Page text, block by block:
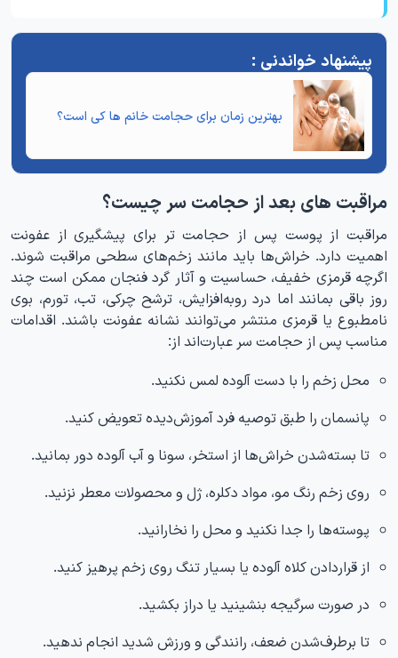
بهترین زمان برای حجامت خانم ها کی است؟
مراقبت های بعد از حجامت سر چیست؟
مراقبت از پوست پس از حجامت تر برای پیشگیری از عفونت
اهمیت دارد. خراش‌ها باید مانند زخم‌های سطحی مراقبت شوند.
اگرچه قرمزی خفیف، حساسیت و آثار گرد فنجان ممکن است چند
روز باقی بمانند اما درد روبه‌افزایش، ترشح چرکی، تب، تورم، بوی
نامطبوع یا قرمزی منتشر می‌توانند نشانه عفونت باشند. اقدامات
مناسب پس از حجامت سر عبارت‌اند از:
محل زخم را با دست آلوده لمس نکنید.
پانسمان را طبق توصیه فرد آموزش‌دیده تعویض کنید.
تا بسته‌شدن خراش‌ها از استخر، سونا و آب آلوده دور بمانید.
روی زخم رنگ مو، مواد دکلره، ژل و محصولات معطر نزنید.
پوسته‌ها را جدا نکنید و محل را نخارانید.
از قراردادن کلاه آلوده یا بسیار تنگ روی زخم پرهیز کنید.
در صورت سرگیجه بنشینید یا دراز بکشید.
تا برطرف‌شدن ضعف، رانندگی و ورزش شدید انجام ندهید.